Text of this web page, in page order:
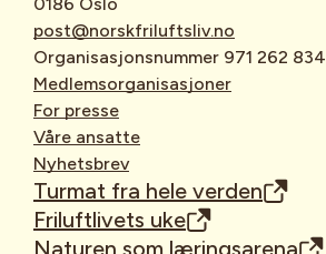
post@norskfriluftsliv.no
Organisasjonsnummer 971 262 834
Medlemsorganisasjoner
For presse
Våre ansatte
Nyhetsbrev
Turmat fra hele verden
Friluftlivets uke
Naturen som læringsarena